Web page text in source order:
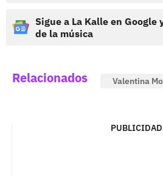
Sigue a La Kalle en
de la música
Relacionados Valentina
PUBLICIDAD